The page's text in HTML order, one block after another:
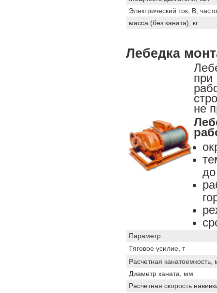
Электрический ток, В;
масса (без каната), кг
Лебедка
не
Параметр
Тяговое усилие, т
Расчетная канатоемкость,
Диаметр каната, мм
Расчетная скорость